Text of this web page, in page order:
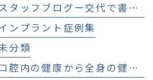
スタッフブログー交代で書いてます！－
ンプラント症例集
分類
口腔内の健康から全身の健康へ